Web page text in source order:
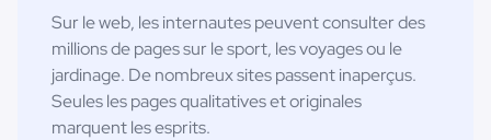
Sur le web, les internautes peuvent consulter des
millions de pages sur le sport, les voyages ou le
jardinage. De nombreux sites passent inaperçus.
Seules les pages qualitatives et originales
marquent les esprits.